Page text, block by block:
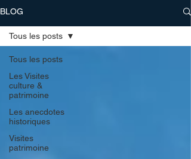
BLOG
Tous les posts
Les Visites
culture &
patrimoine
Les anecdotes
historiques
Visites
patrimoine
Tous les posts